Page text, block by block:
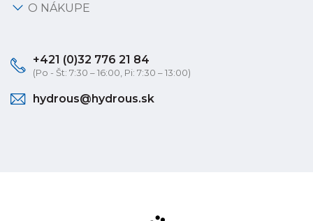
O NÁKUPE
+421 (0)32 776 21 84
(Po - Št: 7:30 – 16:00, Pi: 7:30 – 13:00)
hydrous@hydrous.sk